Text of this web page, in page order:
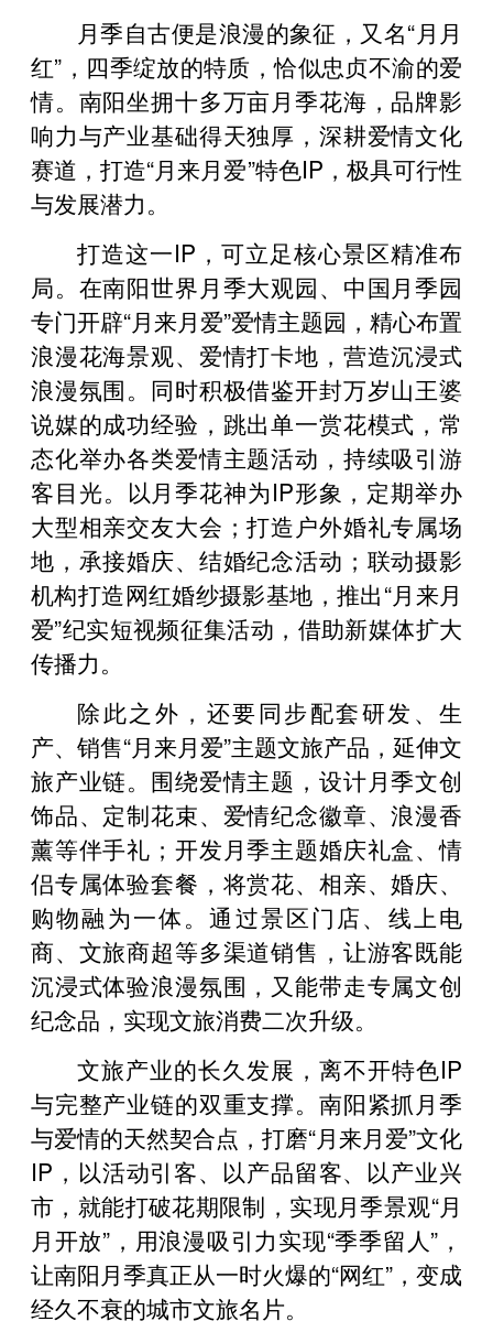
月季自古便是浪漫的象征，又名“月月
红”，四季绽放的特质，恰似忠贞不渝的爱
情。南阳坐拥十多万亩月季花海，品牌影
响力与产业基础得天独厚，深耕爱情文化
赛道，打造“月来月爱”特色IP，极具可行性
与发展潜力。
打造这一IP，可立足核心景区精准布
局。在南阳世界月季大观园、中国月季园
专门开辟“月来月爱”爱情主题园，精心布置
浪漫花海景观、爱情打卡地，营造沉浸式
浪漫氛围。同时积极借鉴开封万岁山王婆
说媒的成功经验，跳出单一赏花模式，常
态化举办各类爱情主题活动，持续吸引游
客目光。以月季花神为IP形象，定期举办
大型相亲交友大会；打造户外婚礼专属场
地，承接婚庆、结婚纪念活动；联动摄影
机构打造网红婚纱摄影基地，推出“月来月
爱”纪实短视频征集活动，借助新媒体扩大
传播力。
除此之外，还要同步配套研发、生
产、销售“月来月爱”主题文旅产品，延伸文
旅产业链。围绕爱情主题，设计月季文创
饰品、定制花束、爱情纪念徽章、浪漫香
薰等伴手礼；开发月季主题婚庆礼盒、情
侣专属体验套餐，将赏花、相亲、婚庆、
购物融为一体。通过景区门店、线上电
商、文旅商超等多渠道销售，让游客既能
沉浸式体验浪漫氛围，又能带走专属文创
纪念品，实现文旅消费二次升级。
文旅产业的长久发展，离不开特色IP
与完整产业链的双重支撑。南阳紧抓月季
与爱情的天然契合点，打磨“月来月爱”文化
IP，以活动引客、以产品留客、以产业兴
市，就能打破花期限制，实现月季景观“月
月开放”，用浪漫吸引力实现“季季留人”，
让南阳月季真正从一时火爆的“网红”，变成
经久不衰的城市文旅名片。